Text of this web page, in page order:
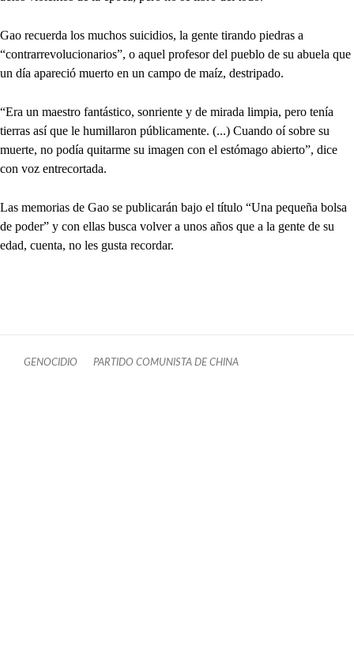
Gao recuerda los muchos suicidios, la gente tirando piedras a
“contrarrevolucionarios”, o aquel profesor del pueblo de su abuela que
un día apareció muerto en un campo de maíz, destripado.
“Era un maestro fantástico, sonriente y de mirada limpia, pero tenía
tierras así que le humillaron públicamente. (...) Cuando oí sobre su
muerte, no podía quitarme su imagen con el estómago abierto”, dice
con voz entrecortada.
Las memorias de Gao se publicarán bajo el título “Una pequeña bolsa
de poder” y con ellas busca volver a unos años que a la gente de su
edad, cuenta, no les gusta recordar.
GENOCIDIO PARTIDO COMUNISTA DE CHINA